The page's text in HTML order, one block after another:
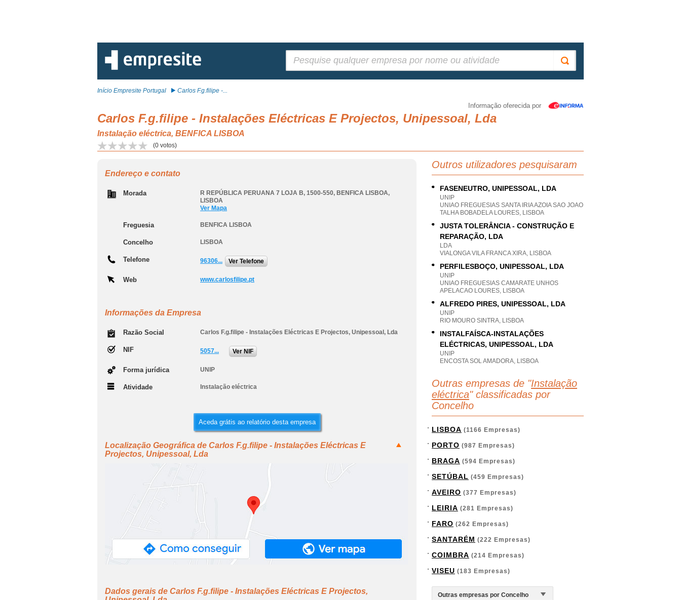
Início Empresite Portugal Carlos F.g.filipe -...
Informação oferecida por
Carlos F.g.filipe - Instalações Eléctricas E Projectos, Unipessoal, Lda
Instalação eléctrica, BENFICA LISBOA
(0 votos)
Endereço e contato
Morada R REPÚBLICA PERUANA 7 LOJA B, 1500-550, BENFICA LISBOA,
LISBOA
Ver Mapa
Freguesia BENFICA LISBOA
Concelho LISBOA
Telefone 96306... Ver Telefone
Web www.carlosfilipe.pt
Informações da Empresa
Razão Social Carlos F.g.filipe - Instalações Eléctricas E Projectos, Unipessoal, Lda
NIF 5057... Ver NIF
Forma jurídica UNIP
Atividade Instalação eléctrica
Aceda grátis ao relatório desta empresa
Localização Geográfica de Carlos F.g.filipe - Instalações Eléctricas E
Projectos, Unipessoal, Lda
Dados gerais de Carlos F.g.filipe - Instalações Eléctricas E Projectos,
Outros utilizadores pesquisaram
FASENEUTRO, UNIPESSOAL, LDA
UNIP
UNIAO FREGUESIAS SANTA IRIA AZOIA SAO JOAO
TALHA BOBADELA LOURES, LISBOA
JUSTA TOLERÂNCIA - CONSTRUÇÃO E
REPARAÇÃO, LDA
LDA
VIALONGA VILA FRANCA XIRA, LISBOA
PERFILESBOÇO, UNIPESSOAL, LDA
UNIP
UNIAO FREGUESIAS CAMARATE UNHOS
APELACAO LOURES, LISBOA
ALFREDO PIRES, UNIPESSOAL, LDA
UNIP
RIO MOURO SINTRA, LISBOA
INSTALFAÍSCA-INSTALAÇÕES
ELÉCTRICAS, UNIPESSOAL, LDA
UNIP
ENCOSTA SOL AMADORA, LISBOA
Outras empresas de "Instalação
eléctrica" classificadas por
Concelho
LISBOA (1166 Empresas)
PORTO (987 Empresas)
BRAGA (594 Empresas)
SETÚBAL (459 Empresas)
AVEIRO (377 Empresas)
LEIRIA (281 Empresas)
FARO (262 Empresas)
SANTARÉM (222 Empresas)
COIMBRA (214 Empresas)
VISEU (183 Empresas)